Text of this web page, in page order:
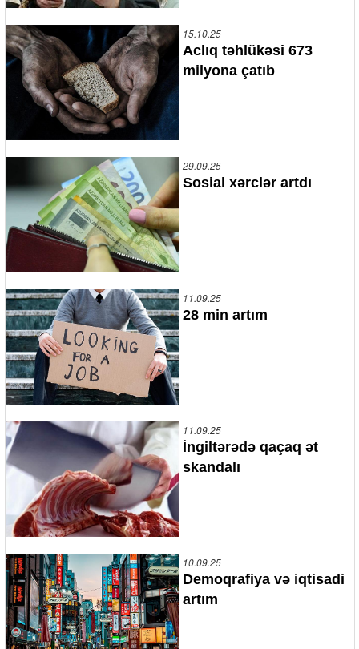
15.10.25
Aclıq təhlükəsi 673
milyona çatıb
29.09.25
Sosial xərclər artdı
11.09.25
28 min artım
11.09.25
İngiltərədə qaçaq ət
skandalı
10.09.25
Demoqrafiya və iqtisadi
artım